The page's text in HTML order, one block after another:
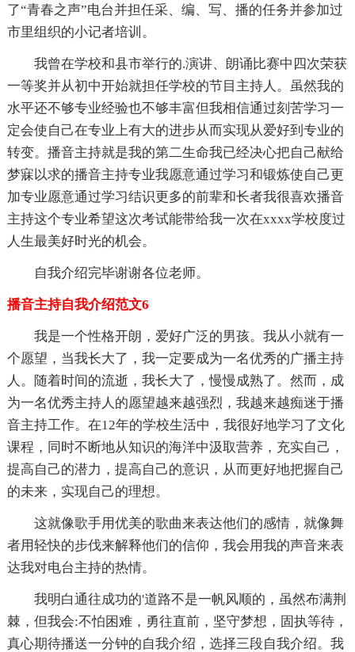
了“青春之声”电台并担任采、编、写、播的任务并参加过
市里组织的小记者培训。
我曾在学校和县市举行的.演讲、朗诵比赛中四次荣获
一等奖并从初中开始就担任学校的节目主持人。虽然我的
水平还不够专业经验也不够丰富但我相信通过刻苦学习一
定会使自己在专业上有大的进步从而实现从爱好到专业的
转变。播音主持就是我的第二生命我已经决心把自己献给
梦寐以求的播音主持专业我愿意通过学习和锻炼使自己更
加专业愿意通过学习结识更多的前辈和长者我很喜欢播音
主持这个专业希望这次考试能带给我一次在xxxx学校度过
人生最美好时光的机会。
自我介绍完毕谢谢各位老师。
播音主持自我介绍范文6
我是一个性格开朗，爱好广泛的男孩。我从小就有一
个愿望，当我长大了，我一定要成为一名优秀的广播主持
人。随着时间的流逝，我长大了，慢慢成熟了。然而，成
为一名优秀主持人的愿望越来越强烈，我越来越痴迷于播
音主持工作。在12年的学校生活中，我很好地学习了文化
课程，同时不断地从知识的海洋中汲取营养，充实自己，
提高自己的潜力，提高自己的意识，从而更好地把握自己
的未来，实现自己的理想。
这就像歌手用优美的歌曲来表达他们的感情，就像舞
者用轻快的步伐来解释他们的信仰，我会用我的声音来表
达我对电台主持的热情。
我明白通往成功的'道路不是一帆风顺的，虽然布满荆
棘，但我会:不怕困难，勇往直前，坚守梦想，固执等待，
真心期待播送一分钟的自我介绍，选择三段自我介绍。我